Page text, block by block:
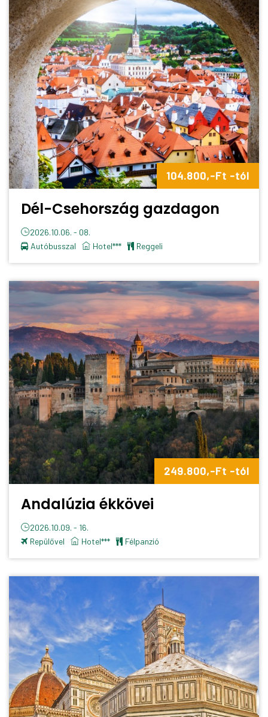
104.800,-Ft -tól
Dél-Csehország gazdagon
2026.10.06. - 08.
Autóbusszal
Hotel*** reggeli
249.800,-Ft -tól
Andalúzia ékkövei
2026.10.09. - 16.
Repülővel
Hotel*** félpanzió